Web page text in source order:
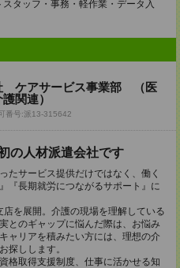
タッフ・事務・軽作業・データ入
ケアサービス事業部 （医
関連）
番号:派13-315642
の人材派遣会社です
たサービス提供だけではなく、働く
『長期就労につながるサポート』に
を展開。介護の現場を理解している
とのギャップに悩んだ際は、お悩み
ャリアを積みたい方には、理想の介
探しします。
格取得支援制度、仕事に活かせる知